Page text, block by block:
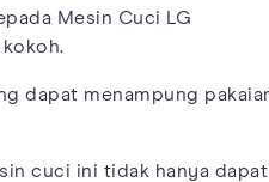
Mesin Cuci LG
kokoh.
dapat menampung
cuci ini tidak hanya dapat